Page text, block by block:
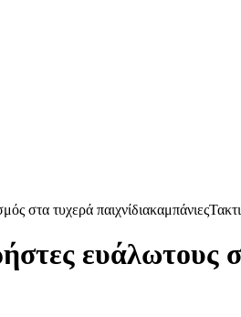
στα τυχερά παιχνίδιακαμπάνιες